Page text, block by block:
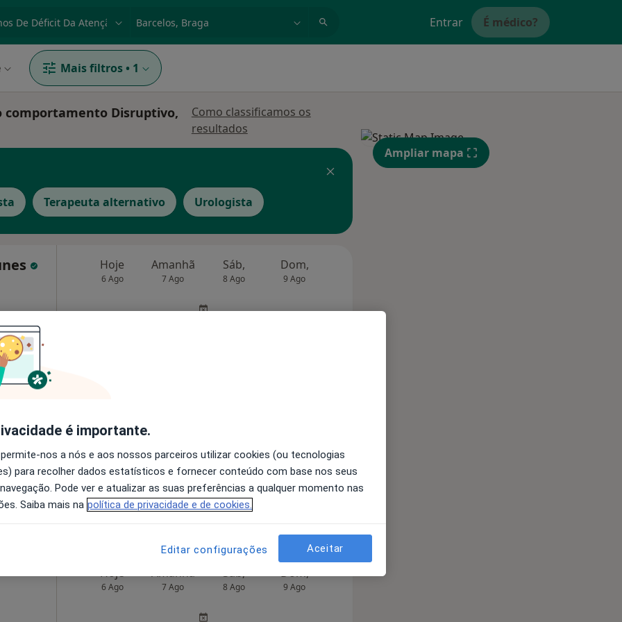
doença ou nome Entrar É médico?
Mais filtros • 1
comportamento Disruptivo,
Como classificamos os
resultados
Terapeuta alternativo Urologista
Morada 4
•Mapa
Hoje
6 Ago
Amanhã
7 Ago
Sáb,
8 Ago
Dom,
9 Ago
Hoje
6 Ago
Amanhã
7 Ago
Sáb,
8 Ago
Dom,
9 Ago
Segunda-feira
Ampliar mapa
é importante.
nos a nós e aos nossos parceiros utilizar cookies (ou tecnologias
para recolher dados estatísticos e fornecer conteúdo com base nos seus
Pode ver e atualizar as suas preferências a qualquer momento nas
Saiba mais na política de privacidade e de cookies.
Editar configurações Aceitar